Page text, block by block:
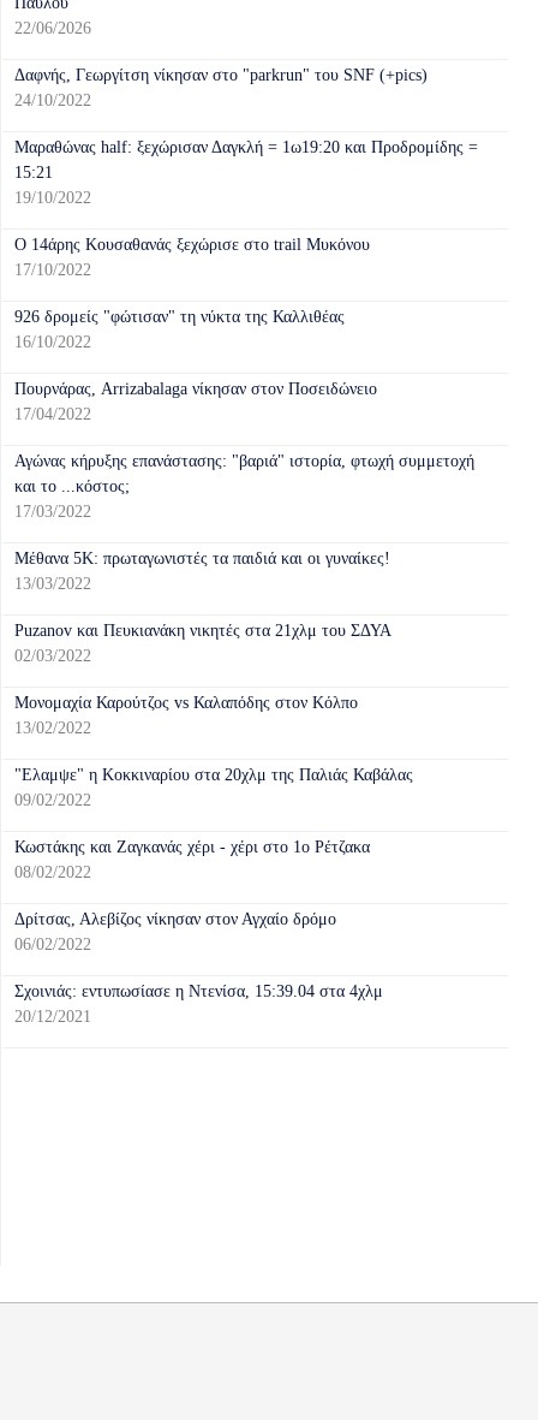
22/06/2026
Δαφνής, Γεωργίτση νίκησαν στο "parkrun" του SNF (+pics)
24/10/2022
Μαραθώνας half: ξεχώρισαν Δαγκλή = 1ω19:20 και Προδρομίδης =
15:21
19/10/2022
Ο 14άρης Κουσαθανάς ξεχώρισε στο trail Μυκόνου
17/10/2022
926 δρομείς "φώτισαν" τη νύκτα της Καλλιθέας
16/10/2022
Πουρνάρας, Arrizabalaga νίκησαν στον Ποσειδώνειο
17/04/2022
Αγώνας κήρυξης επανάστασης: "βαριά" ιστορία, φτωχή συμμετοχή
και το ...κόστος;
17/03/2022
Μέθανα 5Κ: πρωταγωνιστές τα παιδιά και οι γυναίκες!
13/03/2022
Puzanov και Πευκιανάκη νικητές στα 21χλμ του ΣΔΥΑ
02/03/2022
Μονομαχία Καρούτζος vs Καλαπόδης στον Κόλπο
13/02/2022
"Ελαμψε" η Κοκκιναρίου στα 20χλμ της Παλιάς Καβάλας
09/02/2022
Κωστάκης και Ζαγκανάς χέρι - χέρι στο 1ο Ρέτζακα
08/02/2022
Δρίτσας, Αλεβίζος νίκησαν στον Αγχαίο δρόμο
06/02/2022
Σχοινιάς: εντυπωσίασε η Ντενίσα, 15:39.04 στα 4χλμ
20/12/2021